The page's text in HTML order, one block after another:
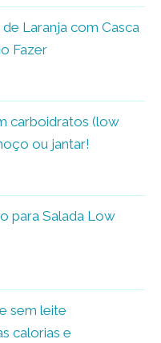
Laranja com Casca
Fazer
carboidratos (low
ou jantar!
para Salada Low
sem leite
calorias e